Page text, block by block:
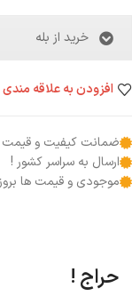
خرید از بله
افزودن به علاقه مندی
ضمانت کیفیت و قیمت
ارسال به سراسر کشور !
موجودی و قیمت ها
حراج !